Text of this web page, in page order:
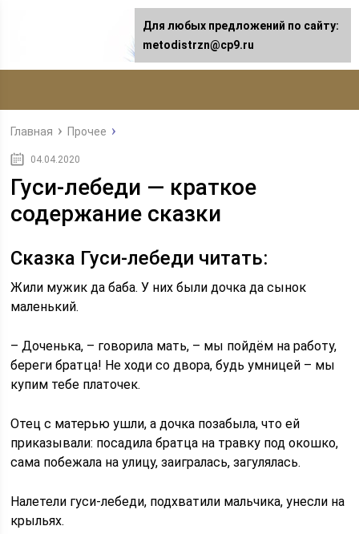
Главная Прочее
04.04.2020
Гуси-лебеди — краткое
содержание сказки
Сказка Гуси-лебеди читать:
Жили мужик да баба. У них были дочка да сынок
маленький.
– Доченька, – говорила мать, – мы пойдём на работу,
береги братца! Не ходи со двора, будь умницей – мы
купим тебе платочек.
Отец с матерью ушли, а дочка позабыла, что ей
приказывали: посадила братца на травку под окошко,
сама побежала на улицу, заигралась, загулялась.
Налетели гуси-лебеди, подхватили мальчика, унесли на
крыльях.
Для любых предложений по сайту:
metodistrzn@cp9.ru